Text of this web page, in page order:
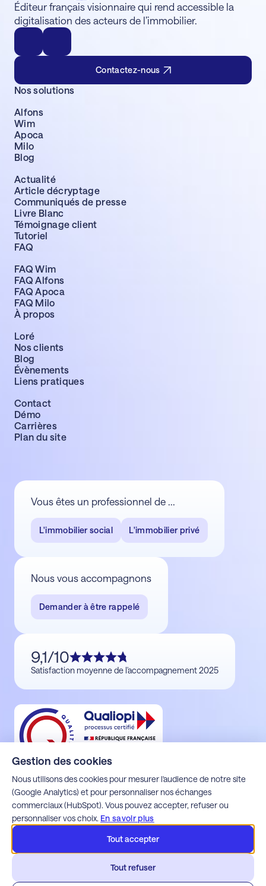
Éditeur français visionnaire qui rend accessible la
digitalisation des acteurs de l’immobilier.
Contactez-nous
Nos solutions
Alfons
Wim
Apoca
Milo
Blog
Actualité
Article décryptage
Communiqués de presse
Livre Blanc
Témoignage client
Tutoriel
FAQ
FAQ Wim
FAQ Alfons
FAQ Apoca
FAQ Milo
À propos
Loré
Nos clients
Blog
Évènements
Liens pratiques
Contact
Démo
Carrières
Plan du site
Vous êtes un professionnel de ...
L'immobilier social L'immobilier privé
Nous vous accompagnons
Demander à être rappelé
9,1/10
Satisfaction moyenne de l'accompagnement 2025
Mentions légales
Politique de confidentialité
Espace client Webdette
Gestion des cookies
Nous utilisons des cookies pour mesurer l'audience de notre site
(Google Analytics) et pour personnaliser nos échanges
commerciaux (HubSpot). Vous pouvez accepter, refuser ou
personnaliser vos choix. En savoir plus
Tout accepter
Tout refuser